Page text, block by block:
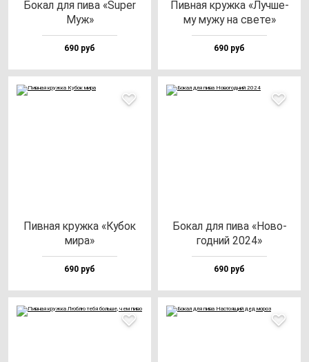
Бокал для пи­ва «Super
Муж»
690 руб
Пив­ная круж­ка «Луч­ше­
му му­жу на све­те»
690 руб
Пив­ная круж­ка «Кубок
ми­ра»
690 руб
Бокал для пи­ва «Ново­
год­ний 2024»
690 руб